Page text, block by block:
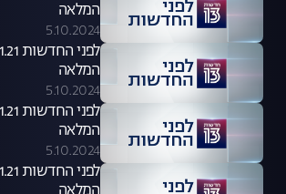
המלאה
5.10.2024
המלאה
5.10.2024
המלאה
5.10.2024